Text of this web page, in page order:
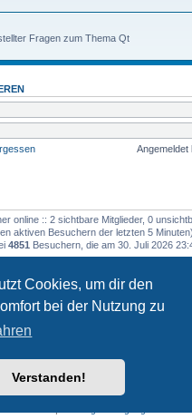
Cookies, um dir den
bei der Nutzung zu
Verstanden!
Fragen zum Thema Qt
Angemeldet
online :: 2 sichtbare Mitglieder, 0
aktiven Besuchern der letzten 5 Minuten)
4851 Besuchern, die am 30. Juli 2026
Themen insgesamt 16682• Mitglieder
byphpBB® Forum Software © phpBB Limited
phpBB.de